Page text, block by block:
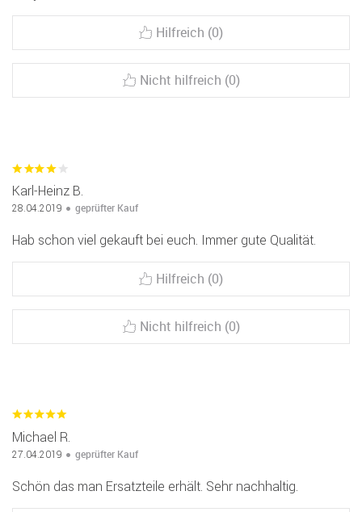
Hilfreich (0)
Nicht hilfreich (0)
Karl-Heinz B.
28.04.2019 geprüfter Kauf
Hab schon viel gekauft bei euch. Immer gute Qualität.
Hilfreich (0)
Nicht hilfreich (0)
Michael R.
27.04.2019 geprüfter Kauf
Schön das man Ersatzteile erhält. Sehr nachhaltig.